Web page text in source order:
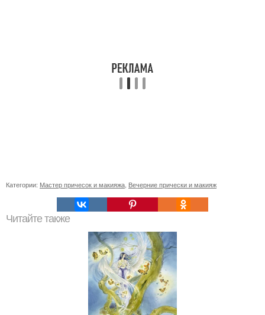
Категории: Мастер причесок и макияжа Вечерние прически и макияж
Читайте также